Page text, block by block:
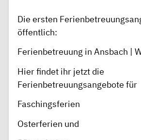
Die ersten
öffentlich:
Ferienbetreuung in Ansbach |
Hier findet ihr jetzt die
Ferienbetreuungsangebote für
Faschingsferien
Osterferien und